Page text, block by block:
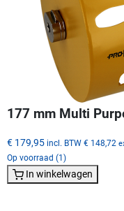
177 mm Multi
€ 179,95 incl. BTW € 148,72
Op voorraad (1)
In winkelwagen